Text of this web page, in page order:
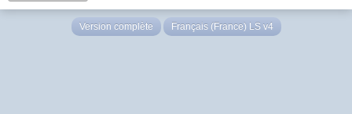
Version complète Français (France) LS v4